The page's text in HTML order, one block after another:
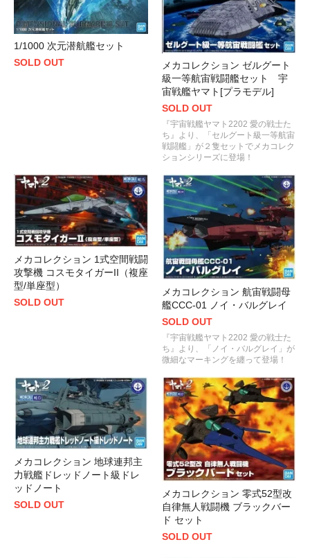
1/1000 次元潜航艦セット
SOLD OUT
メカコレクション ゼルグート
級一等航宙戦闘艦セット 宇
宙戦艦ヤマト[プラモデル]
SOLD OUT
『宇宙戦艦ヤマト2202 愛の戦士た
ち』より、「セルグート級一等航宙
戦闘艦」が２隻セットでメカコレク
ションシリーズに登場！
メカコレクション 1式空間戦闘
攻撃機 コスモタイガーII（複座
型/単座型）
SOLD OUT
メカコレクション 航宙戦闘母
艦CCC-01 ノイ・バルグレイ
SOLD OUT
『宇宙戦艦ヤマト2202 愛の戦士た
ち』より、「ノイ・バルグレイ」が
微細なマーキングを纏って登場！
メカコレクション 地球連邦主
力戦艦ドレッドノート級ドレ
ッドノート
SOLD OUT
メカコレクション 零式52型改
自律無人戦闘機 ブラックバー
ド セット
SOLD OUT